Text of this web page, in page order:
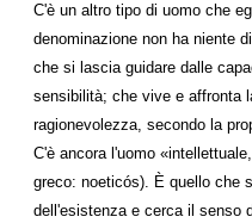
C'è un altro tipo di uomo che
denominazione non ha niente
che si lascia guidare dalle
sensibilità; che vive e affronta
ragionevolezza, secondo la
C'è ancora l'uomo
greco: noeticós). È quello che
dell'esistenza e cerca il senso